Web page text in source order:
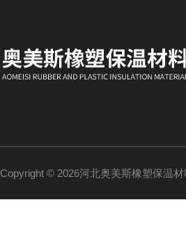
Copyright © 2026河北奥美斯橡塑保温